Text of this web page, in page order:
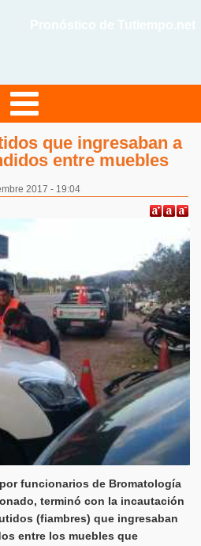
que ingresaban a
entre muebles
2017 - 19:04
funcionarios de Bromatología
terminó con la incautación
(fiambres) que ingresaban
entre los muebles que